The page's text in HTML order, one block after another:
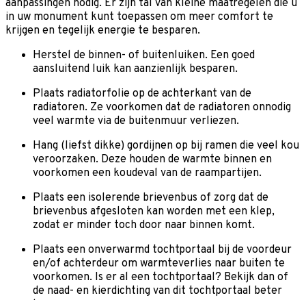
aanpassingen nodig. Er zijn tal van kleine maatregelen die u
in uw monument kunt toepassen om meer comfort te
krijgen en tegelijk energie te besparen.
Herstel de binnen- of buitenluiken. Een goed
aansluitend luik kan aanzienlijk besparen.
Plaats radiatorfolie op de achterkant van de
radiatoren. Ze voorkomen dat de radiatoren onnodig
veel warmte via de buitenmuur verliezen.
Hang (liefst dikke) gordijnen op bij ramen die veel kou
veroorzaken. Deze houden de warmte binnen en
voorkomen een koudeval van de raampartijen.
Plaats een isolerende brievenbus of zorg dat de
brievenbus afgesloten kan worden met een klep,
zodat er minder toch door naar binnen komt.
Plaats een onverwarmd tochtportaal bij de voordeur
en/of achterdeur om warmteverlies naar buiten te
voorkomen. Is er al een tochtportaal? Bekijk dan of
de naad- en kierdichting van dit tochtportaal beter